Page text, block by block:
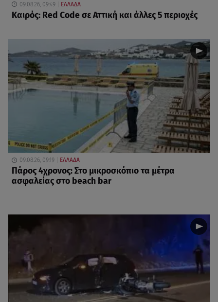
09.08.26, 09:49 ΕΛΛΑΔΑ
Καιρός: Red Code σε Αττική και άλλες 5 περιοχές
09.08.26, 09:19 ΕΛΛΑΔΑ
Πάρος 4χρονος: Στο μικροσκόπιο τα μέτρα
ασφαλείας στο beach bar